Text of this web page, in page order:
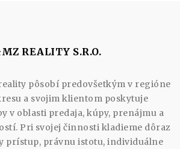
REALITY S.R.O.
pôsobí predovšetkým v regióne
a svojim klientom poskytuje
v oblasti predaja, kúpy, prenájmu a
Pri svojej činnosti kladieme dôraz
prístup, právnu istotu, individuálne